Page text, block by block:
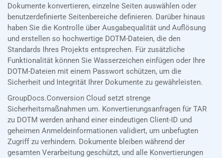
Dokumente konvertieren, einzelne Seiten auswählen oder
benutzerdefinierte Seitenbereiche definieren. Darüber hinaus
haben Sie die Kontrolle über Ausgabequalität und Auflösung
und erstellen so hochwertige DOTM-Dateien, die den
Standards Ihres Projekts entsprechen. Für zusätzliche
Funktionalität können Sie Wasserzeichen einfügen oder Ihre
DOTM-Dateien mit einem Passwort schützen, um die
Sicherheit und Integrität Ihrer Dokumente zu gewährleisten.
GroupDocs.Conversion Cloud setzt strenge
Sicherheitsmaßnahmen um. Konvertierungsanfragen für TAR
zu DOTM werden anhand einer eindeutigen Client-ID und
geheimen Anmeldeinformationen validiert, um unbefugten
Zugriff zu verhindern. Dokumente bleiben während der
gesamten Verarbeitung geschützt, und alle Konvertierungen